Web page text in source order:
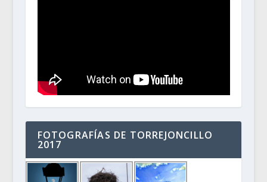
FOTOGRAFÍAS DE TORREJONCILLO
2017